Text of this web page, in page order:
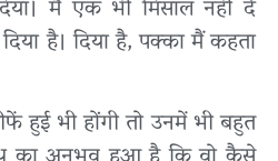
मैं एक भी मिसाल नहीं दे
है। दिया है, पक्का मैं कहता
हुई भी होंगी तो उनमें भी बहुत